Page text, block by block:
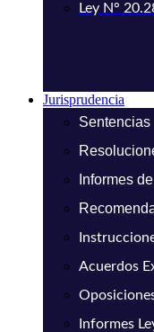
Ley N°
Jurisprudencia
Sentencias
Informes
Acuerdos
Informes